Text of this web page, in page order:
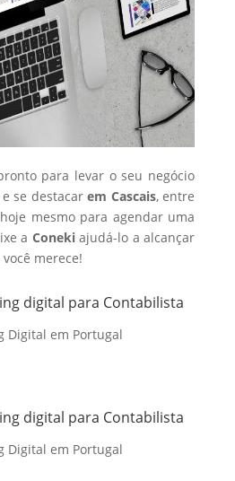
para levar o seu negócio
se destacarem Cascais, entre
mesmo para agendar uma
a Conekiajudá-lo a alcançar
merece!
digital para Contabilista
Digital em Portugal
digital para Contabilista
Digital em Portugal